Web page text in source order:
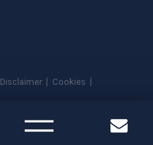
Disclaimer Cookies